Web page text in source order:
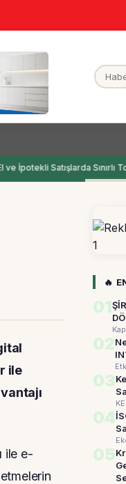
İpotekli Satışlarda Sınırlı
ile
ile e-
1
🔥
01
02
03
04
05